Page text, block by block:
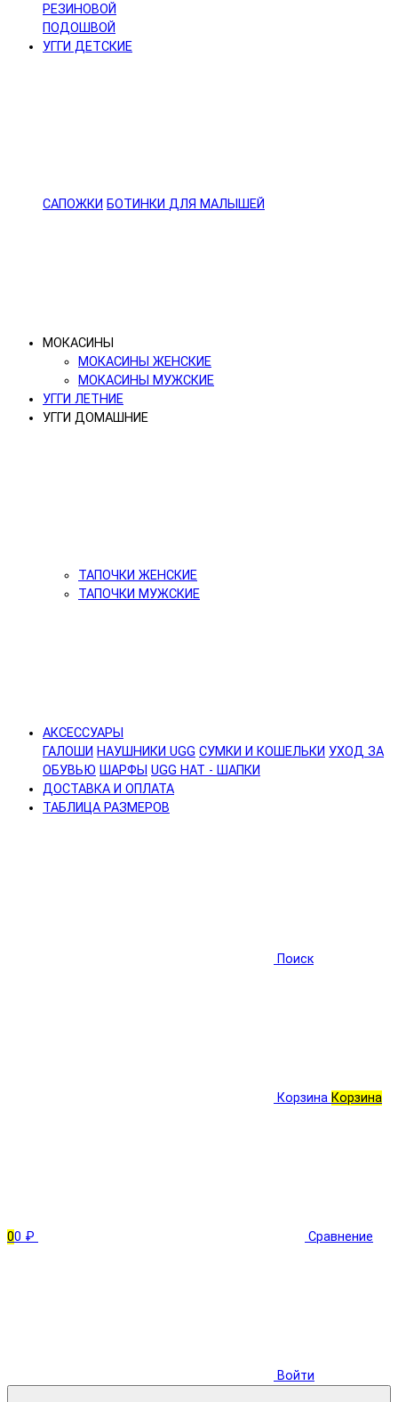
РЕЗИНОВОЙ
ПОДОШВОЙ
УГГИ ДЕТСКИЕ
САПОЖКИ БОТИНКИ ДЛЯ МАЛЫШЕЙ
МОКАСИНЫ
МОКАСИНЫ ЖЕНСКИЕ
МОКАСИНЫ МУЖСКИЕ
УГГИ ЛЕТНИЕ
УГГИ ДОМАШНИЕ
ТАПОЧКИ ЖЕНСКИЕ
ТАПОЧКИ МУЖСКИЕ
АКСЕССУАРЫ
ГАЛОШИ НАУШНИКИ UGG СУМКИ И КОШЕЛЬКИ УХОД ЗА
ОБУВЬЮ ШАРФЫ UGG HAT - ШАПКИ
ДОСТАВКА И ОПЛАТА
ТАБЛИЦА РАЗМЕРОВ
Поиск
Корзина Корзина
00 ₽ Сравнение
Войти